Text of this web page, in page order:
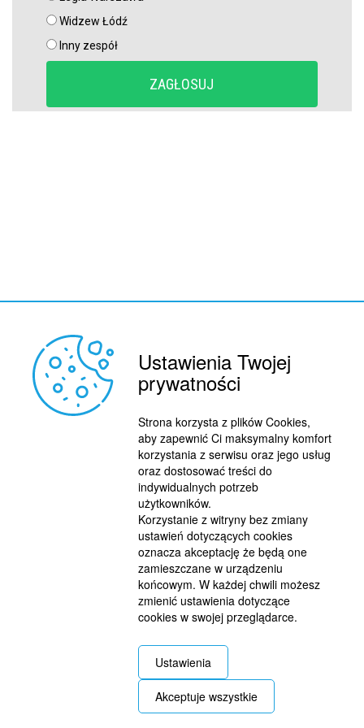
Ustawienia Twojej
prywatności
Strona korzysta z plików Cookies,
aby zapewnić Ci maksymalny komfort
korzystania z serwisu oraz jego usług
oraz dostosować treści do
indywidualnych potrzeb
użytkowników.
Korzystanie z witryny bez zmiany
ustawień dotyczących cookies
oznacza akceptację że będą one
zamieszczane w urządzeniu
końcowym. W każdej chwili możesz
zmienić ustawienia dotyczące
cookies w swojej przeglądarce.
Ustawienia
Akceptuje wszystkie
Niejasny los talentu Manchesteru United. Działacze szukają
nowego obrońcy
Widzew Łódź
Inny zespół
© 2015 BY : FUTBOL.PL. ALL RIGHTS RESERVED.
POLITYKA PRYWATNOŚCI